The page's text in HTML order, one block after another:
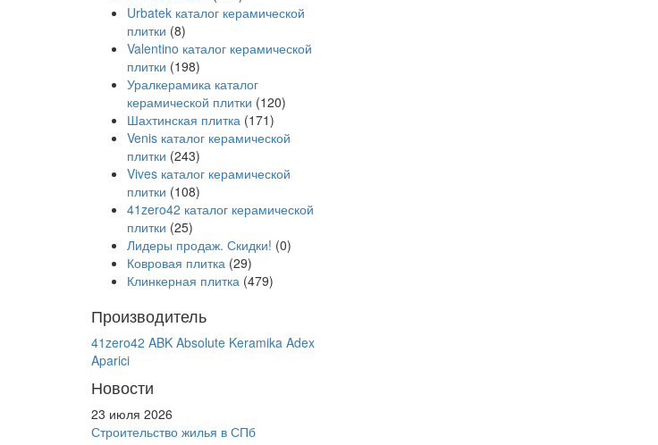
Urbatek каталог керамической
плитки (8)
Valentino каталог керамической
плитки (198)
Уралкерамика каталог
керамической плитки (120)
Шахтинская плитка (171)
Venis каталог керамической
плитки (243)
Vives каталог керамической
плитки (108)
41zero42 каталог керамической
плитки (25)
Лидеры продаж. Скидки! (0)
Ковровая плитка (29)
Клинкерная плитка (479)
Производитель
41zero42 ABK Absolute Keramika Adex
Aparici
Новости
23 июля 2026
Строительство жилья в СПб